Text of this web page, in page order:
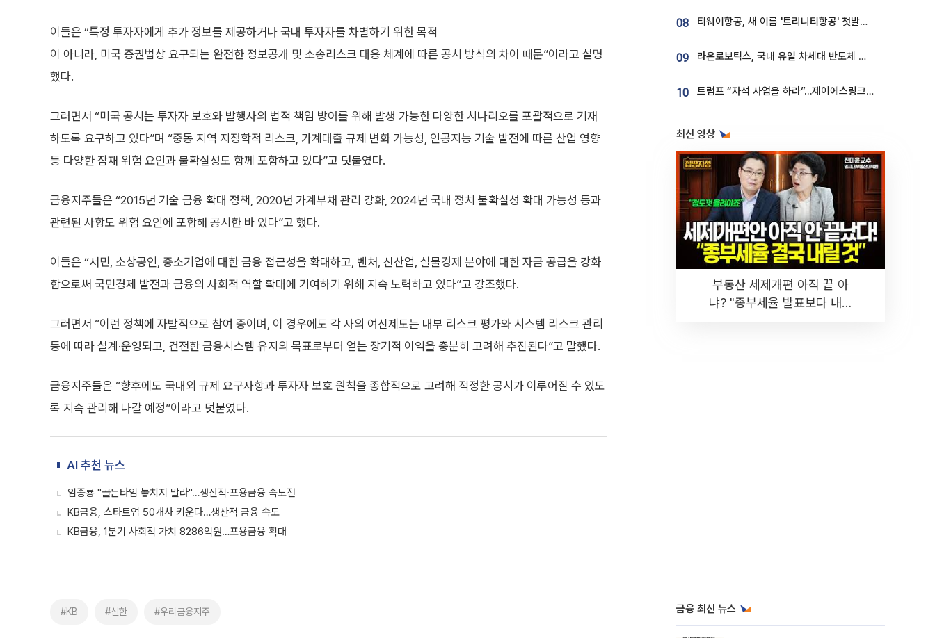
이들은 “특정 투자자에게 추가 정보를 제공하거나 국내 투자자를 차별하기 위한 목적
이 아니라, 미국 증권법상 요구되는 완전한 정보공개 및 소송리스크 대응 체계에 따른 공시 방식의 차이 때문”이라고 설명
했다.
그러면서 “미국 공시는 투자자 보호와 발행사의 법적 책임 방어를 위해 발생 가능한 다양한 시나리오를 포괄적으로 기재
하도록 요구하고 있다”며 “중동 지역 지정학적 리스크, 가계대출 규제 변화 가능성, 인공지능 기술 발전에 따른 산업 영향
등 다양한 잠재 위험 요인과 불확실성도 함께 포함하고 있다”고 덧붙였다.
금융지주들은 “2015년 기술 금융 확대 정책, 2020년 가계부채 관리 강화, 2024년 국내 정치 불확실성 확대 가능성 등과
관련된 사항도 위험 요인에 포함해 공시한 바 있다”고 했다.
이들은 “서민, 소상공인, 중소기업에 대한 금융 접근성을 확대하고, 벤처, 신산업, 실물경제 분야에 대한 자금 공급을 강화
함으로써 국민경제 발전과 금융의 사회적 역할 확대에 기여하기 위해 지속 노력하고 있다”고 강조했다.
그러면서 “이런 정책에 자발적으로 참여 중이며, 이 경우에도 각 사의 여신제도는 내부 리스크 평가와 시스템 리스크 관리
등에 따라 설계·운영되고, 건전한 금융시스템 유지의 목표로부터 얻는 장기적 이익을 충분히 고려해 추진된다”고 말했다.
금융지주들은 “향후에도 국내외 규제 요구사항과 투자자 보호 원칙을 종합적으로 고려해 적정한 공시가 이루어질 수 있도
록 지속 관리해 나갈 예정”이라고 덧붙였다.
AI 추천 뉴스
임종룡 "골든타임 놓치지 말라"…생산적·포용금융 속도전
KB금융, 스타트업 50개사 키운다…생산적 금융 속도
KB금융, 1분기 사회적 가치 8286억원…포용금융 확대
#KB #신한 #우리금융지주
08 티웨이항공, 새 이름 '트리니티항공' 첫발…SSC 전략 본격화
09 라온로보틱스, 국내 유일 차세대 반도체 공정 로봇 개발 ‘고객사 테스트 진행’
10 트럼프 “자석 사업을 하라”…제이에스링크, 비중국 영구자석 공급망 구축 속도
최신 영상
부동산 세제개편 아직 끝 아
냐? "종부세율 발표보다 내릴
금융 최신 뉴스